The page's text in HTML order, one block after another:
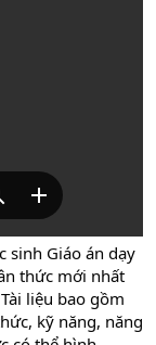
sinh Giáo án dạy
thức mới nhất
liệu bao gồm
kỹ năng, năng